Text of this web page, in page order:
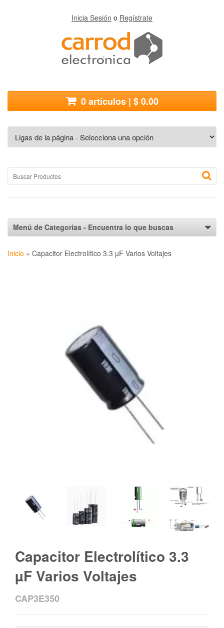
Inicia Sesión o Regístrate
0 artículos | $ 0.00
Inicio » Capacitor Electrolítico 3.3 µF Varios Voltajes
Capacitor Electrolítico 3.3
µF Varios Voltajes
CAP3E350